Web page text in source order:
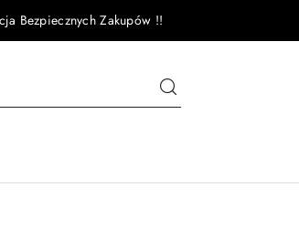
Bezpiecznych Zakupów !!